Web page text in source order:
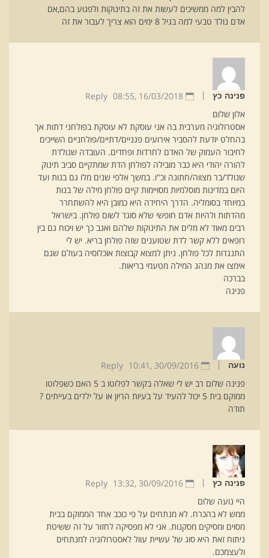
להבין למה ממשיכים לעשות את זה בתינוקות ולפגוע בהם,אם
אדם נולד טבעי למה בגיל 8 ימים הוא צריך לעבור את זה
פנינה כץ 16/03/2018 ,
08:55
Reply
אלון שלום
אסטרולוגיה מערבית בה אני עוסקת לא עוסקת בפולחני דתות אך
בהחלט יודעת להסביר אירועים פגניים/דתיים/פולחניים השייכים
לחיבור העמוק של האדם לחרדות ופחדים. העובדה שנולדת
להורה יהודי היא כבר מובילה לפולחן הדת שמתקיים סביב תינוק
שנולד/בר מצווה/חתונה וכ"ו. במשך אלפי שנים מלו גם בנות ועד
היום במדינות מוסלמיות מסויימות קיים פולחן מילה של בנות
במיוחד בסומליה. הדרך היחידה היא כמובן היא להשתחרר
מהדתות ולהיות אדם חופשי שלא סוגד לשום פולחן. בישראל
רבים מאוד לא מלים את התינוקות שלהם ואגב כך יש ויכוח גם בין
רופאים ללא קשר לדת שטוענים שזה פולחן בריא. יש לי
התנגדות לכל פולחן. ניתן למצוא קבוצות אוכלוסיה בעולם שגם
אימצו את מנהג המילה מטעמי בריאות.
בברכה
פנינה
נועה 30/09/2016 ,
10:41
Reply
פנינה שלום רב יש לי שאלה בקשר לפלוטו ב 5 האם כשפלוטו
ממוקם בית 5 יכול להעיד על בעיות הריון או על ילדים בעייתים ?
תודה
פנינה כץ 30/09/2016 ,
13:32
Reply
היי נועה שלום
ממש לא בהכרח. לא מנתחים על פי כוכב אחד הממוקם בבית
מסוים ומסיקים מסקנות. אני לא מפסיקה לחזור על זה ששיטת
ניתוח זאת היא סוג של עשיית עוול לאסטרולוגיה למנתחים
ולעצמכם.